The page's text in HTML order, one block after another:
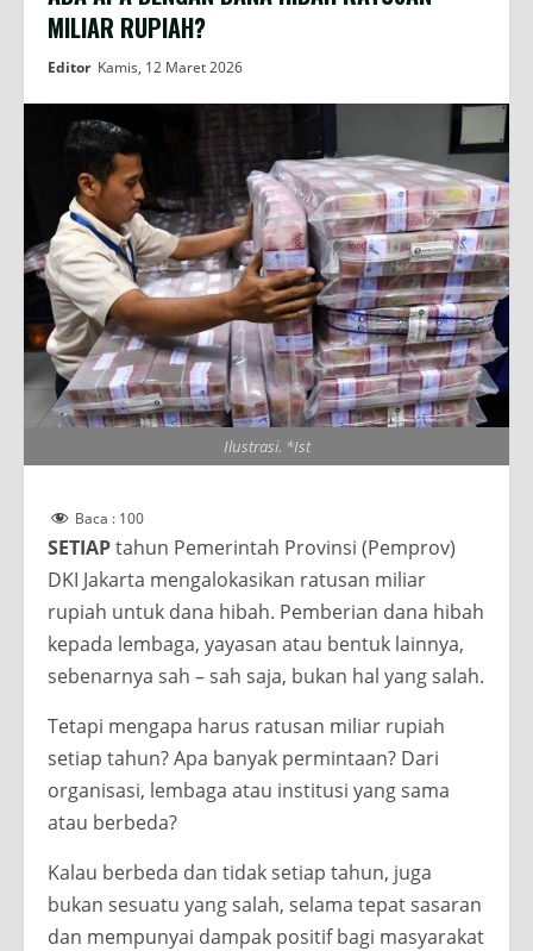
MILIAR RUPIAH?
Editor Kamis, 12 Maret 2026
Ilustrasi. *Ist
Baca : 100
SETIAPtahun Pemerintah Provinsi (Pemprov)
DKI Jakarta mengalokasikan ratusan miliar
rupiah untuk dana hibah. Pemberian dana hibah
kepada lembaga, yayasan atau bentuk lainnya,
sebenarnya sah – sah saja, bukan hal yang salah.
Tetapi mengapa harus ratusan miliar rupiah
setiap tahun? Apa banyak permintaan? Dari
organisasi, lembaga atau institusi yang sama
atau berbeda?
Kalau berbeda dan tidak setiap tahun, juga
bukan sesuatu yang salah, selama tepat sasaran
dan mempunyai dampak positif bagi masyarakat